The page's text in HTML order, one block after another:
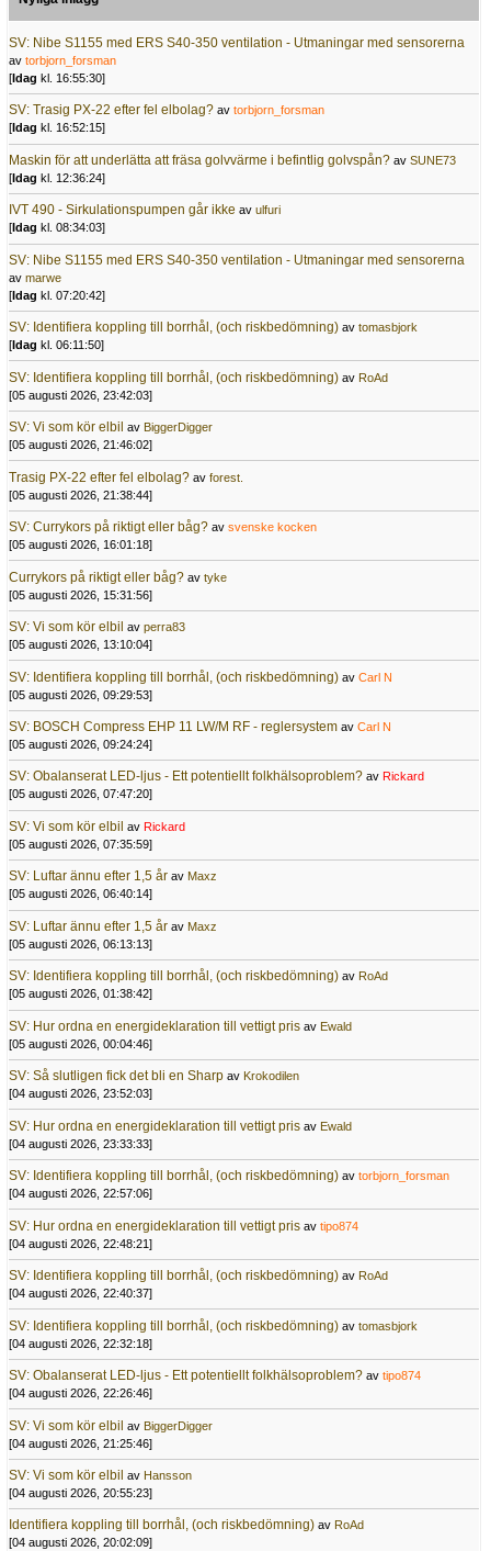
SV: Nibe S1155 med ERS S40-350 ventilation - Utmaningar med sensorerna
av torbjorn_forsman
[Idag kl. 16:55:30]
SV: Trasig PX-22 efter fel elbolag? av torbjorn_forsman
[ Idag kl. 16:52:15]
Maskin för att underlätta att fräsa golvvärme i befintlig golvspån? av SUNE73
[Idag kl. 12:36:24]
IVT 490 - Sirkulationspumpen går ikke av ulfuri
[ Idag kl. 08:34:03]
SV: Nibe S1155 med ERS S40-350 ventilation - Utmaningar med sensorerna
av marwe
[Idag kl. 07:20:42]
SV: Identifiera koppling till borrhål, (och riskbedömning) av tomasbjork
[ Idag kl. 06:11:50]
SV: Identifiera koppling till borrhål, (och riskbedömning) av RoAd
[05 augusti 2026, 23:42:03]
SV: Vi som kör elbil av BiggerDigger
[05 augusti 2026, 21:46:02]
Trasig PX-22 efter fel elbolag? av forest.
[05 augusti 2026, 21:38:44]
SV: Currykors på riktigt eller båg? av svenske kocken
[05 augusti 2026, 16:01:18]
Currykors på riktigt eller båg? av tyke
[05 augusti 2026, 15:31:56]
SV: Vi som kör elbil av perra83
[05 augusti 2026, 13:10:04]
SV: Identifiera koppling till borrhål, (och riskbedömning) av Carl N
[05 augusti 2026, 09:29:53]
SV: BOSCH Compress EHP 11 LW/M RF - reglersystem av Carl N
[05 augusti 2026, 09:24:24]
SV: Obalanserat LED-ljus - Ett potentiellt folkhälsoproblem? av Rickard
[05 augusti 2026, 07:47:20]
SV: Vi som kör elbil av Rickard
[05 augusti 2026, 07:35:59]
SV: Luftar ännu efter 1,5 år av Maxz
[05 augusti 2026, 06:40:14]
SV: Luftar ännu efter 1,5 år av Maxz
[05 augusti 2026, 06:13:13]
SV: Identifiera koppling till borrhål, (och riskbedömning) av RoAd
[05 augusti 2026, 01:38:42]
SV: Hur ordna en energideklaration till vettigt pris av Ewald
[05 augusti 2026, 00:04:46]
SV: Så slutligen fick det bli en Sharp av Krokodilen
[04 augusti 2026, 23:52:03]
SV: Hur ordna en energideklaration till vettigt pris av Ewald
[04 augusti 2026, 23:33:33]
SV: Identifiera koppling till borrhål, (och riskbedömning) av torbjorn_forsman
[04 augusti 2026, 22:57:06]
SV: Hur ordna en energideklaration till vettigt pris av tipo874
[04 augusti 2026, 22:48:21]
SV: Identifiera koppling till borrhål, (och riskbedömning) av RoAd
[04 augusti 2026, 22:40:37]
SV: Identifiera koppling till borrhål, (och riskbedömning) av tomasbjork
[04 augusti 2026, 22:32:18]
SV: Obalanserat LED-ljus - Ett potentiellt folkhälsoproblem? av tipo874
[04 augusti 2026, 22:26:46]
SV: Vi som kör elbil av BiggerDigger
[04 augusti 2026, 21:25:46]
SV: Vi som kör elbil av Hansson
[04 augusti 2026, 20:55:23]
Identifiera koppling till borrhål, (och riskbedömning) av RoAd
[04 augusti 2026, 20:02:09]